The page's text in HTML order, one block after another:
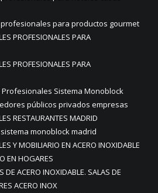
para productos gourmet
PROFESIONALES PARA
PROFESIONALES PARA
Sistema Monoblock
públicos privados empresas
RESTAURANTES MADRID
monoblock madrid
Y MOBILIARIO EN ACERO INOXIDABLE
EN HOGARES
DE ACERO INOXIDABLE. SALAS DE
ACERO INOX